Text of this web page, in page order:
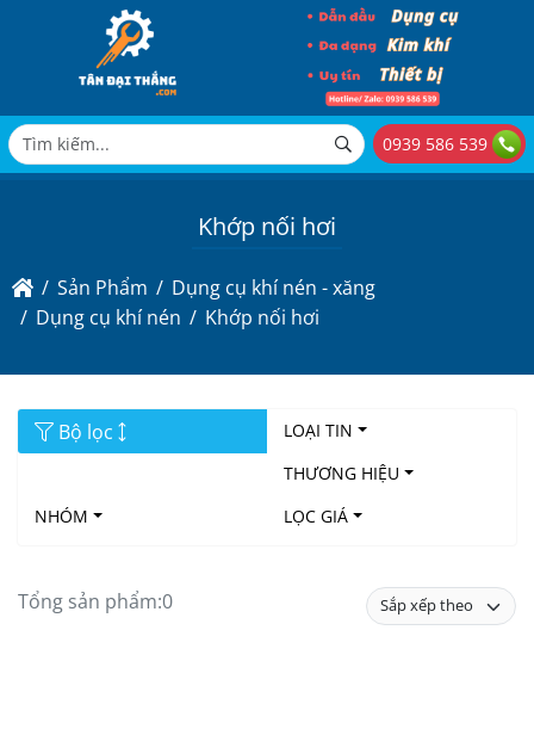
0939 586 539
Khớp nối hơi
Sản Phẩm
Dụng cụ khí nén - xăng
Dụng cụ khí nén
Khớp nối hơi
Bộ lọc
LOẠI TIN
THƯƠNG HIỆU
NHÓM
LỌC GIÁ
Tổng sản phẩm:0